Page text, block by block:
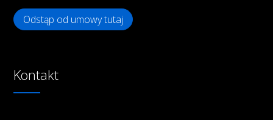
Odstąp od umowy tutaj
Kontakt